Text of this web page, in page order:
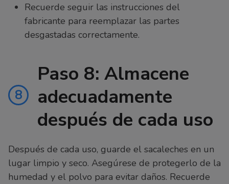
Recuerde seguir las instrucciones del
fabricante para reemplazar las partes
desgastadas correctamente.
8
Paso 8: Almacene
adecuadamente
después de cada uso
Después de cada uso, guarde el sacaleches en un
lugar limpio y seco. Asegúrese de protegerlo de la
humedad y el polvo para evitar daños. Recuerde